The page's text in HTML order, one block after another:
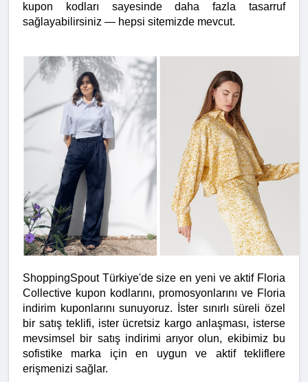
kupon kodları sayesinde daha fazla tasarruf
sağlayabilirsiniz — hepsi sitemizde mevcut.
ShoppingSpout Türkiye'de size en yeni ve aktif Floria
Collective kupon kodlarını, promosyonlarını ve Floria
indirim kuponlarını sunuyoruz. İster sınırlı süreli özel
bir satış teklifi, ister ücretsiz kargo anlaşması, isterse
mevsimsel bir satış indirimi arıyor olun, ekibimiz bu
sofistike marka için en uygun ve aktif tekliflere
erişmenizi sağlar.